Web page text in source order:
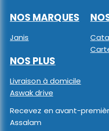
NOS MARQUES
Janis
NOS PLUS
Livraison à domicile
Aswak drive
Recevez en avant-
Assalam